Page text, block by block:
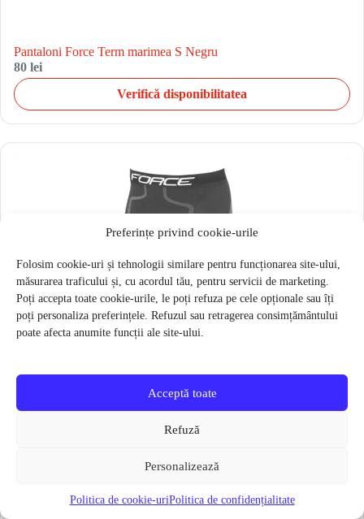
Preferințe privind cookie-urile
Folosim cookie-uri și tehnologii similare pentru funcționarea site-ului,
măsurarea traficului și, cu acordul tău, pentru servicii de marketing.
Poți accepta toate cookie-urile, le poți refuza pe cele opționale sau îți
poți personaliza preferințele. Refuzul sau retragerea consimțământului
poate afecta anumite funcții ale site-ului.
Acceptă toate
Refuză
Personalizează
Politica de cookie-uriPolitica de confidențialitate
Pantaloni Force Term marimea S Negru
80 lei
Verifică disponibilitatea
Pantaloni functionali Force Frost marime L-XL Negru